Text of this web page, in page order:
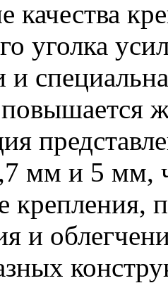
качества
уголка
и
мм и 5 мм,
и